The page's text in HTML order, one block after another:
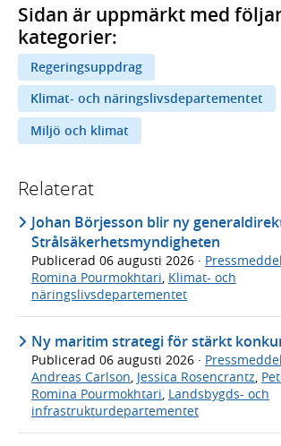
Sidan är uppmärkt med
kategorier:
Regeringsuppdrag
Klimat- och näringslivsdepartementet
Miljö och klimat
Relaterat
Johan Börjesson blir ny
Strålsäkerhetsmyndigheten
Publicerad 06 augusti 2026 ·
Romina Pourmokhtari, Klimat- och
näringslivsdepartementet
Ny maritim strategi för stärkt
Publicerad 06 augusti 2026 ·
Andreas Carlson Jessica Rosencrantz
Romina Pourmokhtari Landsbygds- och
infrastrukturdepartementet